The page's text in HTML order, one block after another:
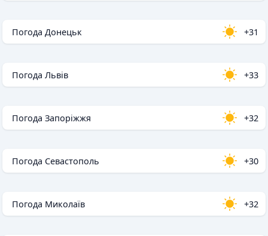
Погода Донецьк +31
Погода Львів +33
Погода Запоріжжя +32
Погода Севастополь +30
Погода Миколаїв +32